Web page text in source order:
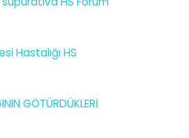
Hastalığı HS
GÖTÜRDÜKLERİ